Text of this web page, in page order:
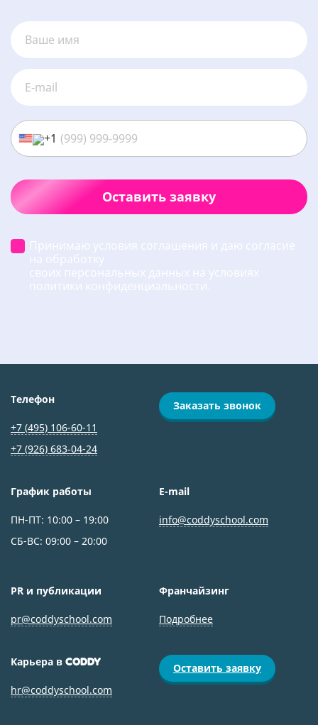
+1
Оставить заявку
Принимаю условия соглашения и даю согласие
на обработку
своих персональных данных на условиях
политики конфиденциальности.
Телефон
+7 (495) 106-60-11
+7 (926) 683‑04-24
Заказать звонок
График работы
ПН-ПТ: 10:00 – 19:00
СБ-ВС: 09:00 – 20:00
E-mail
info@coddyschool.com
PR и публикации
pr@coddyschool.com
Франчайзинг
Подробнее
Карьера в CODDY
hr@coddyschool.com
Оставить заявку